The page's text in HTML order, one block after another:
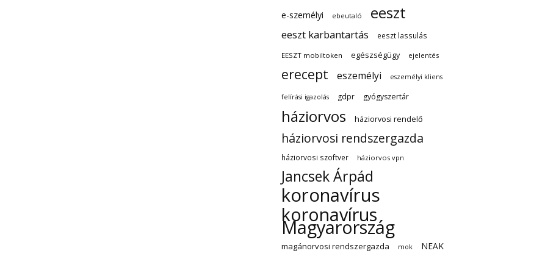
e-személyi ebeutaló eeszt
eeszt karbantartás eeszt lassulás
EESZT mobiltoken egészségügy ejelentés
erecept eszemélyi eszemélyi kliens
felírási igazolás gdpr gyógyszertár
háziorvos háziorvosi rendelő
háziorvosi rendszergazda
háziorvosi szoftver háziorvos vpn
Jancsek Árpád
koronavírus
koronavírus
Magyarország
magánorvosi rendszergazda mok NEAK